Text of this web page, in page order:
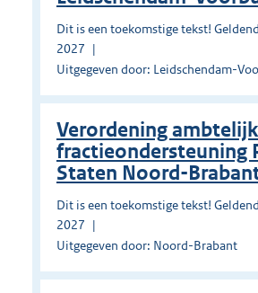
Dit is een toekomstige tekst!
2027
Uitgegeven door: Leidschendam-
Verordening
fractieondersteuning
Staten Noord-
Dit is een toekomstige tekst!
2027
Uitgegeven door: Noord-Brabant